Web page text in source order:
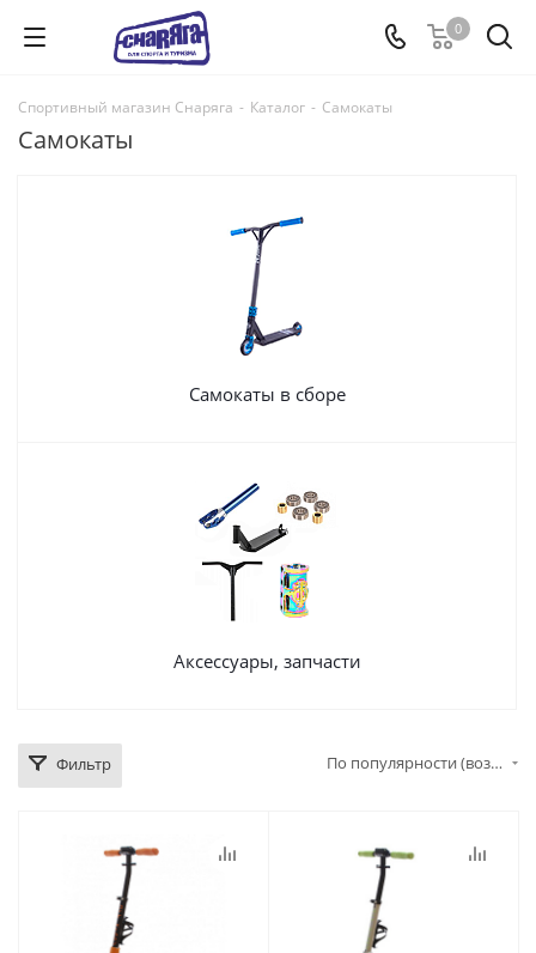
0
Спортивный магазин Снаряга - Каталог - Самокаты
Самокаты
Самокаты в сборе
Аксессуары, запчасти
Фильтр По популярности (возрастание)